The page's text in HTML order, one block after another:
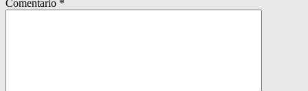
Comentario *